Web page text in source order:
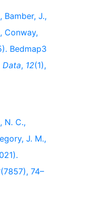
Bamber, J.,
Conway,
Bedmap3
, 12(1),
N. C.,
J. M.,
(7857), 74–